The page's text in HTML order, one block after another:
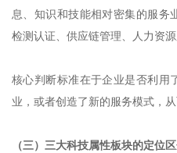
息、知识和技能相对密集的服务
检测认证、供应链管理、人力资
核心判断标准在于企业是否利用
业，或者创造了新的服务模式，从
（三）三大科技属性板块的定位